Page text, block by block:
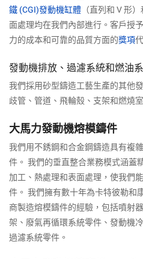
鐵 (CGI)發動機缸體 （直列和 V 形
面處理均在我們內部進行。客戶授
力的成本和可靠的品質方面的獎項
發動機排放、過濾系統和燃油
我們採用砂型鑄造工藝生產的其他
歧管、管道、飛輪殼、支架和燃燒
大馬力發動機熔模鑄件
我們用不銹鋼和合金鋼鑄造具有複
件。 我們的垂直整合業務模式涵蓋
加工、熱處理和表面處理，使我們
件。 我們擁有數十年為卡特彼勒和
商製造熔模鑄件的經驗，包括噴射
架、廢氣再循環系統零件、發動機
過濾系統零件。